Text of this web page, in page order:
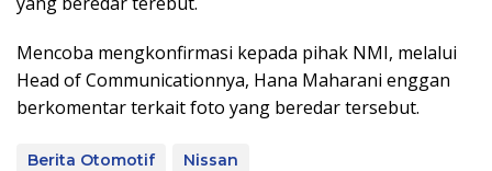
Mencoba mengkonfirmasi kepada pihak NMI, melalui
Head of Communicationnya, Hana Maharani enggan
berkomentar terkait foto yang beredar tersebut.
Berita Otomotif Nissan